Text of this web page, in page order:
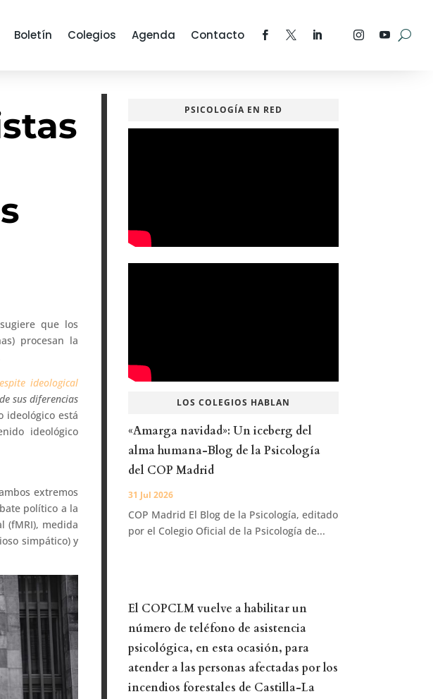
Boletín Colegios Agenda Contacto
sugiere que los
procesan la
ideological
sus diferencias
ideológico está
ideológico
extremos
político a la
(fMRI), medida
simpático) y
PSICOLOGÍA EN RED
LOS COLEGIOS HABLAN
«Amarga navidad»: Un iceberg del
alma humana-Blog de la Psicología
del COP Madrid
31 Jul 2026
COP Madrid El Blog de la Psicología, editado
por el Colegio Oficial de la Psicología de...
El COPCLM vuelve a habilitar un
número de teléfono de asistencia
psicológica, en esta ocasión, para
atender a las personas afectadas por los
incendios forestales de Castilla-La